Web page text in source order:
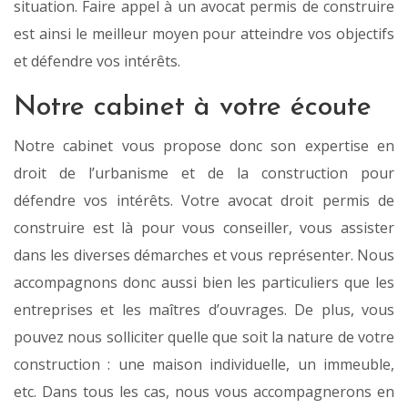
situation. Faire appel à un avocat permis de construire
est ainsi le meilleur moyen pour atteindre vos objectifs
et défendre vos intérêts.
Notre cabinet à votre écoute
Notre cabinet vous propose donc son expertise en
droit de l’urbanisme et de la construction pour
défendre vos intérêts. Votre avocat droit permis de
construire est là pour vous conseiller, vous assister
dans les diverses démarches et vous représenter. Nous
accompagnons donc aussi bien les particuliers que les
entreprises et les maîtres d’ouvrages. De plus, vous
pouvez nous solliciter quelle que soit la nature de votre
construction : une maison individuelle, un immeuble,
etc. Dans tous les cas, nous vous accompagnerons en